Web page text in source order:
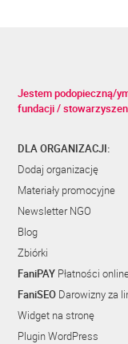
Jestem podopieczną/
fundacji /
DLA ORGANIZACJI:
Dodaj organizację
Materiały promocyjne
Newsletter NGO
Blog
Zbiórki
FaniPAY Płatności
FaniSEO Darowizny za
Widget na stronę
Plugin WordPress